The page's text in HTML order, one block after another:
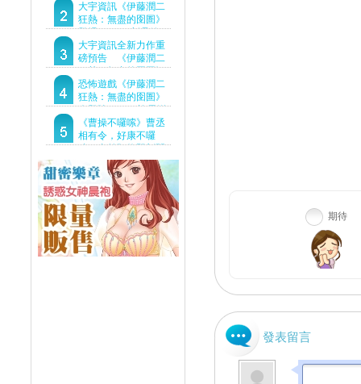
人現身！即將顛覆風
鈴高中！
大宇資訊《伊藤潤二
狂熱：無盡的囹圄》
登場 Steam 新品節
首支預告片及遊戲
Demo重磅釋出
大宇資訊全新力作重
磅預告 《伊藤潤二
狂熱：無盡的囹圄》
驚悚亮相 ！伊藤潤二
恐怖世界首度進軍
Steam
恐怖遊戲《伊藤潤二
狂熱：無盡的囹圄》
今登陸Steam 詭異洋
樓開啟 同步釋出最新
預告片
《曹操不囉嗦》曹丞
相有令，好康不囉
嗦！事前預約即刻開
期待
發表留言